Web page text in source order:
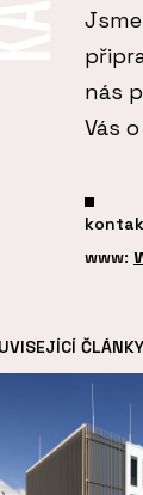
nás
Vás
www: